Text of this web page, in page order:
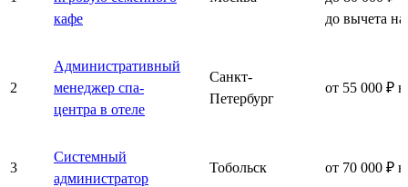
кафе
до вычета
2
Административный
менеджер спа-
центра в отеле
Санкт-
Петербург
от 55 000 ₽
3
Системный
администратор
Тобольск от 70 000 ₽